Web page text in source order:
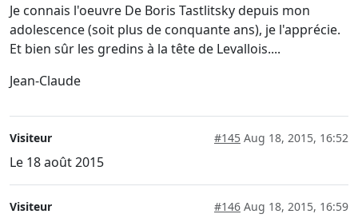
Je connais l'oeuvre De Boris Tastlitsky depuis mon
adolescence (soit plus de conquante ans), je l'apprécie.
Et bien sûr les gredins à la tête de Levallois....
Jean-Claude
Visiteur #145 Aug 18, 2015, 16:52
Le 18 août 2015
Visiteur #146 Aug 18, 2015, 16:59